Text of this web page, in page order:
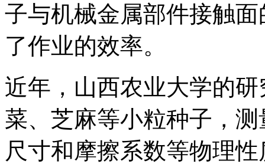
子与机械金属部件接触
了作业的效率。
近年，山西农业大学的
菜、芝麻等小粒种子，
尺寸和摩擦系数等物理